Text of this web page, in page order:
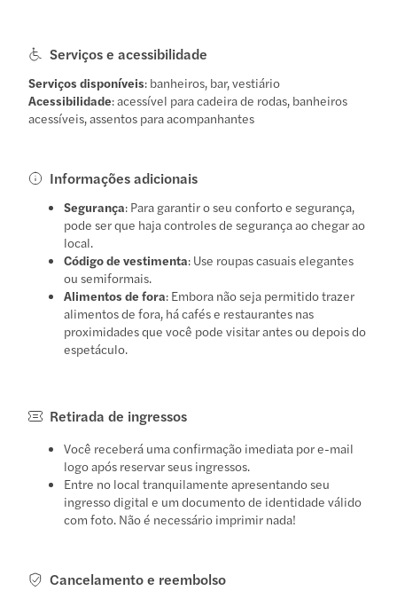
Serviços e acessibilidade
Serviços disponíveis: banheiros, bar, vestiário
Acessibilidade: acessível para cadeira de rodas, banheiros
acessíveis, assentos para acompanhantes
Informações adicionais
Segurança: Para garantir o seu conforto e segurança,
pode ser que haja controles de segurança ao chegar ao
local.
Código de vestimenta: Use roupas casuais elegantes
ou semiformais.
Alimentos de fora: Embora não seja permitido trazer
alimentos de fora, há cafés e restaurantes nas
proximidades que você pode visitar antes ou depois do
espetáculo.
Retirada de ingressos
Você receberá uma confirmação imediata por e-mail
logo após reservar seus ingressos.
Entre no local tranquilamente apresentando seu
ingresso digital e um documento de identidade válido
com foto. Não é necessário imprimir nada!
Cancelamento e reembolso